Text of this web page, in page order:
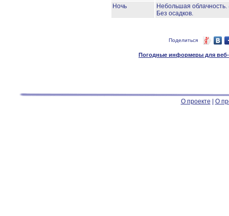
Ночь
Небольшая облачность.
Без осадков.
Поделиться
Погодные информеры для веб-
О проекте О